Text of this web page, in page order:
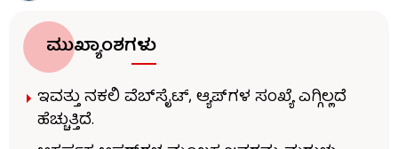
ಮುಖ್ಯಾಂಶಗಳು
ಇವತ್ತು ನಕಲಿ ವೆಬ್​ಸೈಟ್, ಆ್ಯಪ್​ಗಳ ಸಂಖ್ಯೆ ಎಗ್ಗಿಲ್ಲದೆ
ಹೆಚ್ಚುತ್ತಿದೆ.